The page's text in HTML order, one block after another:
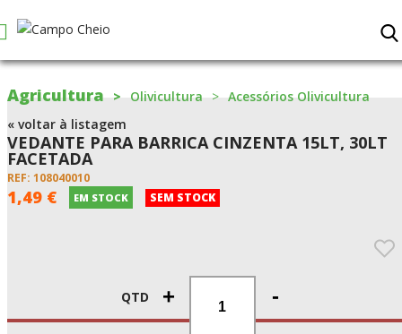
Agricultura Olivicultura
Acessórios Olivicultura
« voltar à listagem
VEDANTE PARA BARRICA CINZENTA 15LT, 30LT
FACETADA
REF: 108040010
1,49 € EM STOCK SEM STOCK
QTD + -